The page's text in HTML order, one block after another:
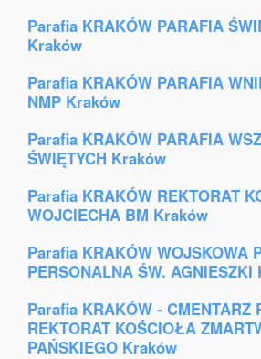
Parafia KRAKÓW PARAFIA
Kraków
Parafia KRAKÓW PARAFIA
NMP Kraków
Parafia KRAKÓW PARAFIA
ŚWIĘTYCH Kraków
Parafia KRAKÓW REKTORAT
WOJCIECHA BM Kraków
Parafia KRAKÓW WOJSKOWA
PERSONALNA ŚW. AGNIESZKI
Parafia KRAKÓW - CMENTARZ
REKTORAT KOŚCIOŁA
PAŃSKIEGO Kraków